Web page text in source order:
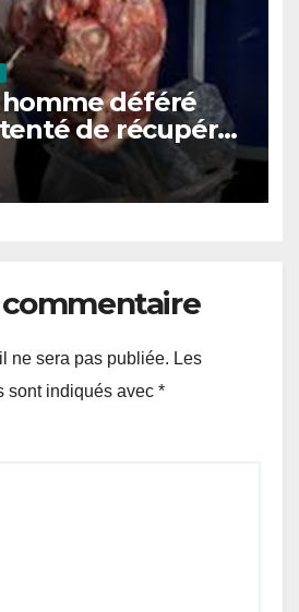
homme déféré
de récupérer
de la viande
la consommation
commentaire
ne sera pas publiée. Les
sont indiqués avec *